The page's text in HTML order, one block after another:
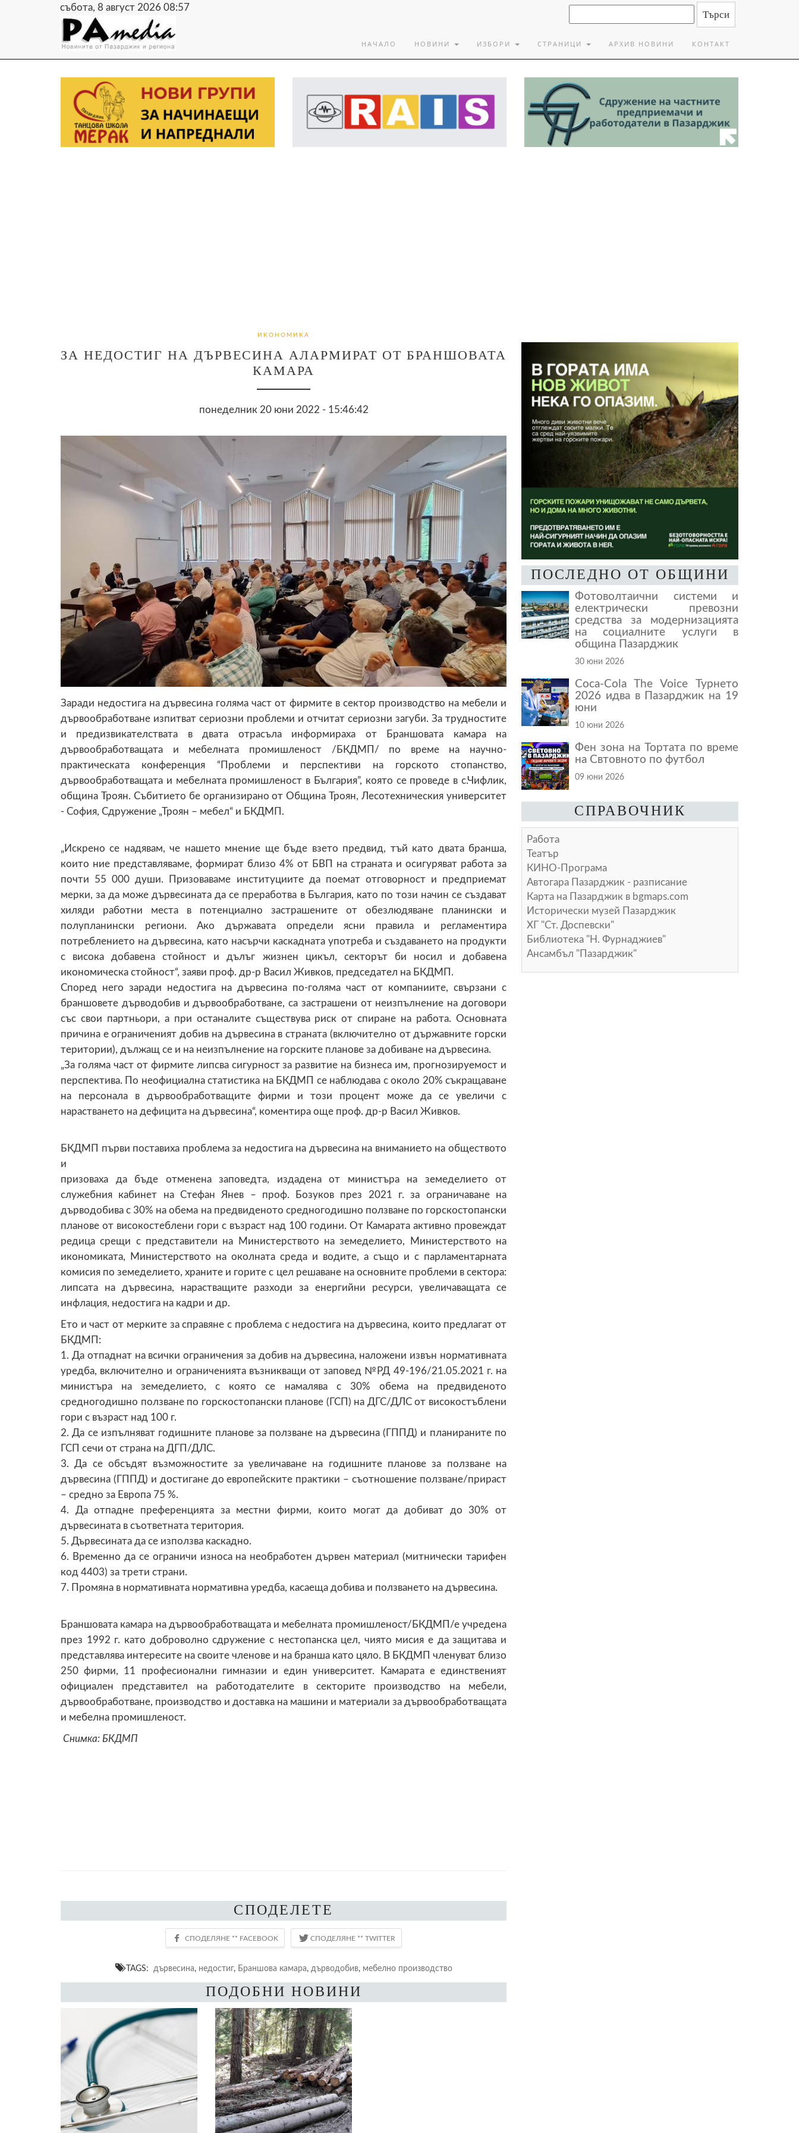
събота, 8 август 2026 08:57
НАЧАЛО НОВИНИ ИЗБОРИ СТРАНИЦИ АРХИВ НОВИНИ КОНТАКТ
ИКОНОМИКА
ЗА НЕДОСТИГ НА ДЪРВЕСИНА АЛАРМИРАТ ОТ БРАНШОВАТА
КАМАРА
понеделник 20 юни 2022 - 15:46:42
Заради недостига на дървесина голяма част от фирмите в сектор производство на мебели и
дървообработване изпитват сериозни проблеми и отчитат сериозни загуби. За трудностите
и предизвикателствата в двата отрасъла информираха от Браншовата камара на
дървообработващата и мебелната промишленост /БКДМП/ по време на научно-
практическата конференция “Проблеми и перспективи на горското стопанство,
дървообработващата и мебелната промишленост в България”, която се проведе в с.Чифлик,
община Троян. Събитието бе организирано от Община Троян, Лесотехническия университет
- София, Сдружение „Троян – мебел“ и БКДМП.
„Искрено се надявам, че нашето мнение ще бъде взето предвид, тъй като двата бранша,
които ние представляваме, формират близо 4% от БВП на страната и осигуряват работа за
почти 55 000 души. Призоваваме институциите да поемат отговорност и предприемат
мерки, за да може дървесината да се преработва в България, като по този начин се създават
хиляди работни места в потенциално застрашените от обезлюдяване планински и
полупланински региони. Ако държавата определи ясни правила и регламентира
потреблението на дървесина, като насърчи каскадната употреба и създаването на продукти
с висока добавена стойност и дълъг жизнен цикъл, секторът би носил и добавена
икономическа стойност“, заяви проф. др-р Васил Живков, председател на БКДМП.
Според него заради недостига на дървесина по-голяма част от компаниите, свързани с
браншовете дърводобив и дървообработване, са застрашени от неизпълнение на договори
със свои партньори, а при останалите съществува риск от спиране на работа. Основната
причина е ограниченият добив на дървесина в страната (включително от държавните горски
територии), дължащ се и на неизпълнение на горските планове за добиване на дървесина.
„За голяма част от фирмите липсва сигурност за развитие на бизнеса им, прогнозируемост и
перспектива. По неофициална статистика на БКДМП се наблюдава с около 20% съкращаване
на персонала в дървообработващите фирми и този процент може да се увеличи с
нарастването на дефицита на дървесина“, коментира още проф. др-р Васил Живков.
БКДМП първи поставиха проблема за недостига на дървесина на вниманието на обществото
и
призоваха да бъде отменена заповедта, издадена от министъра на земеделието от
служебния кабинет на Стефан Янев – проф. Бозуков през 2021 г. за ограничаване на
дърводобива с 30% на обема на предвиденото средногодишно ползване по горскостопански
планове от високостеблени гори с възраст над 100 години. От Камарата активно провеждат
редица срещи с представители на Министерството на земеделието, Министерството на
икономиката, Министерството на околната среда и водите, а също и с парламентарната
комисия по земеделието, храните и горите с цел решаване на основните проблеми в сектора:
липсата на дървесина, нарастващите разходи за енергийни ресурси, увеличаващата се
инфлация, недостига на кадри и др.
Ето и част от мерките за справяне с проблема с недостига на дървесина, които предлагат от
БКДМП:
1. Да отпаднат на всички ограничения за добив на дървесина, наложени извън нормативната
уредба, включително и ограниченията възникващи от заповед №РД 49-196/21.05.2021 г. на
министъра на земеделието, с която се намалява с 30% обема на предвиденото
средногодишно ползване по горскостопански планове (ГСП) на ДГС/ДЛС от високостъблени
гори с възраст над 100 г.
2. Да се изпълняват годишните планове за ползване на дървесина (ГППД) и планираните по
ГСП сечи от страна на ДГП/ДЛС.
3. Да се обсъдят възможностите за увеличаване на годишните планове за ползване на
дървесина (ГППД) и достигане до европейските практики – съотношение ползване/прираст
– средно за Европа 75 %.
4. Да отпадне преференцията за местни фирми, които могат да добиват до 30% от
дървесината в съответната територия.
5. Дървесината да се използва каскадно.
6. Временно да се ограничи износа на необработен дървен материал (митнически тарифен
код 4403) за трети страни.
7. Промяна в нормативната нормативна уредба, касаеща добива и ползването на дървесина.
Браншовата камара на дървообработващата и мебелната промишленост/БКДМП/е учредена
през 1992 г. като доброволно сдружение с нестопанска цел, чиято мисия е да защитава и
представлява интересите на своите членове и на бранша като цяло. В БКДМП членуват близо
250 фирми, 11 професионални гимназии и един университет. Камарата е единственият
официален представител на работодателите в секторите производство на мебели,
дървообработване, производство и доставка на машини и материали за дървообработващата
и мебелна промишленост.
Снимка: БКДМП
СПОДЕЛЕТЕ
TAGS: дървесина, недостиг, Браншова камара, дърводобив, мебелно производство
ПОДОБНИ НОВИНИ
ПОСЛЕДНО ОТ ОБЩИНИ
Фотоволтаични системи и
електрически превозни
средства за модернизацията
на социалните услуги в
община Пазарджик
30 юни 2026
Coca-Cola The Voice Турнето
2026 идва в Пазарджик на 19
юни
10 юни 2026
Фен зона на Тортата по време
на Свтовното по футбол
09 юни 2026
СПРАВОЧНИК
Работа
Театър
КИНО-Програма
Автогара Пазарджик - разписание
Карта на Пазарджик в bgmaps.com
Исторически музей Пазарджик
ХГ "Ст. Доспевски"
Библиотека "Н. Фурнаджиев"
Ансамбъл "Пазарджик"